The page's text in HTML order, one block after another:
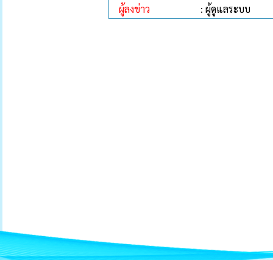
ผู้ลงข่าว
: ผู้ดูแลระบบ